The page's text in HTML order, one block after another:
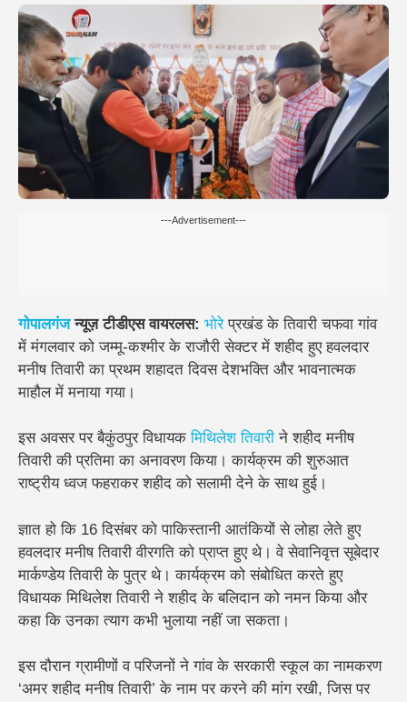
---Advertisement---
गोपालगंजन्यूज़ टीडीएस वायरलस: भोरेप्रखंड के तिवारी चफवा गांव
में मंगलवार को जम्मू-कश्मीर के राजौरी सेक्टर में शहीद हुए हवलदार
मनीष तिवारी का प्रथम शहादत दिवस देशभक्ति और भावनात्मक
माहौल में मनाया गया।
इस अवसर पर बैकुंठपुर विधायकमिथिलेश तिवारी ने शहीद मनीष
तिवारी की प्रतिमा का अनावरण किया। कार्यक्रम की शुरुआत
राष्ट्रीय ध्वज फहराकर शहीद को सलामी देने के साथ हुई।
ज्ञात हो कि 16 दिसंबर को पाकिस्तानी आतंकियों से लोहा लेते हुए
हवलदार मनीष तिवारी वीरगति को प्राप्त हुए थे। वे सेवानिवृत्त सूबेदार
मार्कण्डेय तिवारी के पुत्र थे। कार्यक्रम को संबोधित करते हुए
विधायक मिथिलेश तिवारी ने शहीद के बलिदान को नमन किया और
कहा कि उनका त्याग कभी भुलाया नहीं जा सकता।
इस दौरान ग्रामीणों व परिजनों ने गांव के सरकारी स्कूल का नामकरण
‘अमर शहीद मनीष तिवारी’ के नाम पर करने की मांग रखी, जिस पर